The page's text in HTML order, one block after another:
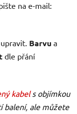
na e-mail:
Barvu a
dle přání
kabels objímkou
balení, ale můžete